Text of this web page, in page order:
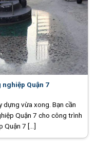
Quận 7
dựng vừa xong. Bạn cần
Quận 7 cho công trình
Quận 7 [...]